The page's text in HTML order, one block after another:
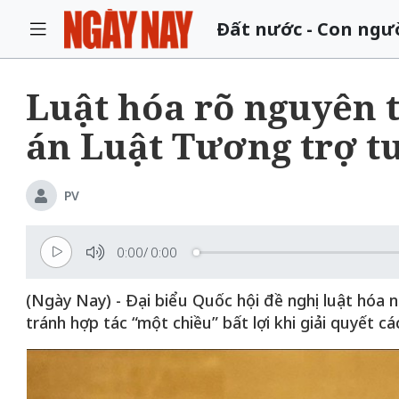
Đất nước - Con
Luật hóa rõ nguyên
án Luật Tương trợ
PV
0:00/ 0:00
(Ngày Nay) - Đại biểu Quốc hội đề nghị luật hóa
tránh hợp tác “một chiều” bất lợi khi giải quyết